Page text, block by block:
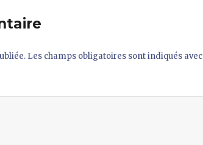
Les champs obligatoires sont indiqués avec